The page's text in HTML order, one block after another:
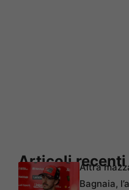
Articoli recenti
Altra
Bagnaia,